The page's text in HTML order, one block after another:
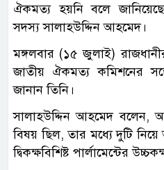
ঐকমত্য হয়নি বলে
সদস্য সালাহউদ্দিন আহমেদ।
মঙ্গলবার (১৫ জুলাই)
জাতীয় ঐকমত্য কমিশনের
জানান তিনি।
সালাহউদ্দিন আহমেদ বলেন,
বিষয় ছিল, তার মধ্যে দুটি
দ্বিকক্ষবিশিষ্ট পার্লামেন্টের